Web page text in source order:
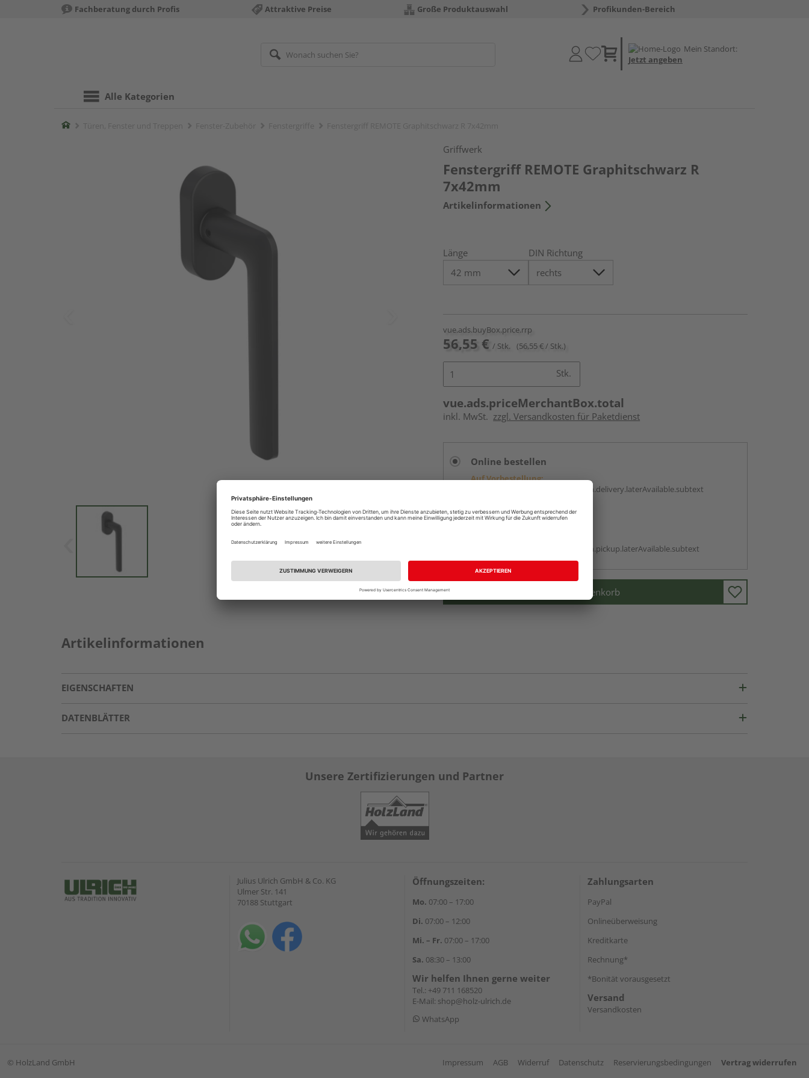
Fachberatung durch Profis Attraktive Preise Große Produktauswahl Profikunden-Bereich
Mein Standort:
Jetzt angeben
Alle Kategorien
Home
Griffwerk
Fenstergriff REMOTE Graphitschwarz R
7x42mm
Artikelinformationen
Länge DIN Richtung
vue.ads.buyBox.price.rrp
56,55 € / Stk. (56,55 € / Stk.)
Stk.
vue.ads.priceMerchantBox.total
inkl. MwSt. zzgl. Versandkosten für Paketdienst
Online bestellen
Auf Vorbestellung:
vue.ads.priceMerchantBox.option.delivery.laterAvailable.subtext
Beim Händler abholen
vue.ads.priceMerchantBox.option.pickup.laterAvailable.subtext
In den Warenkorb
Artikelinformationen
EIGENSCHAFTEN
DATENBLÄTTER
Unsere Zertifizierungen und Partner
Julius Ulrich GmbH & Co. KG
Ulmer Str. 141
70188 Stuttgart
Öffnungszeiten:
Mo. 07:00 – 17:00
Di. 07:00 – 12:00
Mi. – Fr. 07:00 – 17:00
Sa. 08:30 – 13:00
Wir helfen Ihnen gerne weiter
Tel.: +49 711 168520
E-Mail: shop@holz-ulrich.de
WhatsApp
Zahlungsarten
PayPal
Onlineüberweisung
Kreditkarte
Rechnung*
*Bonität vorausgesetzt
Versand
Versandkosten
© HolzLand GmbH Impressum AGB Widerruf Datenschutz Reservierungsbedingungen Vertrag widerrufen